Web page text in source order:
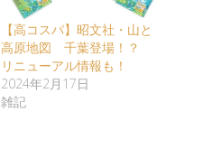
【高コスパ】昭文社・山と
高原地図 千葉登場！？
リニューアル情報も！
2024年2月17日
雑記